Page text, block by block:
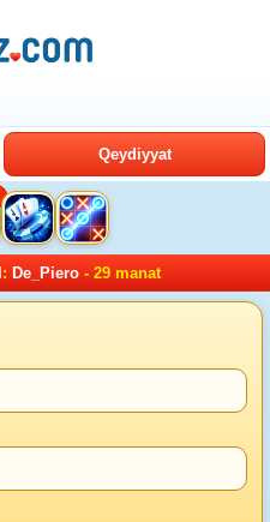
Qeydiyyat
: De_Piero- 29 manat